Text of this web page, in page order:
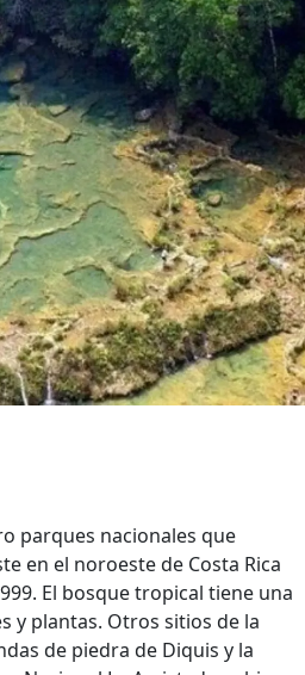
parques nacionales que
en el noroeste de Costa Rica
El bosque tropical tiene una
y plantas. Otros sitios de la
de piedra de Diquis y la